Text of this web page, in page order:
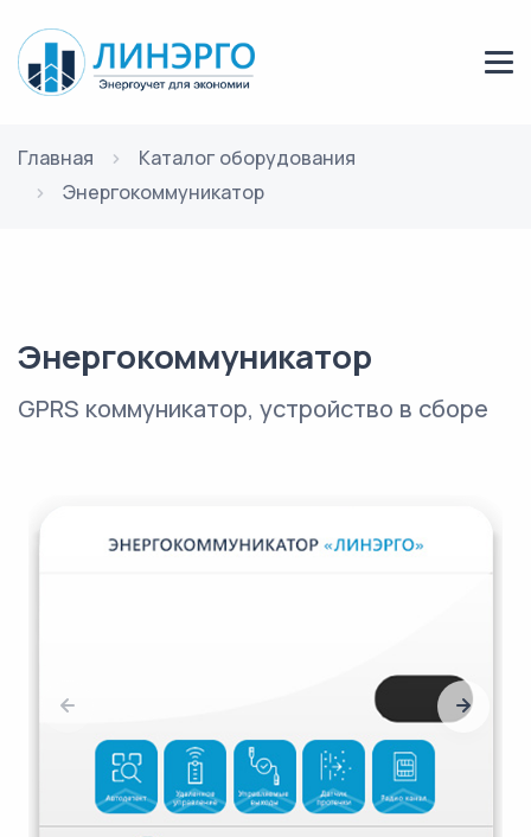
Главная
Каталог оборудования
Энергокоммуникатор
Энергокоммуникатор
GPRS коммуникатор, устройство в сборе